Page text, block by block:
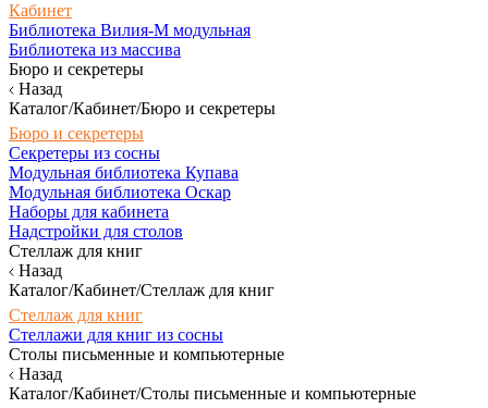
Кабинет
Библиотека Вилия-М модульная
Библиотека из массива
Бюро и секретеры
Назад
Каталог/Кабинет/Бюро и секретеры
Бюро и секретеры
Секретеры из сосны
Модульная библиотека Купава
Модульная библиотека Оскар
Наборы для кабинета
Надстройки для столов
Стеллаж для книг
Назад
Каталог/Кабинет/Стеллаж для книг
Стеллаж для книг
Стеллажи для книг из сосны
Столы письменные и компьютерные
Назад
Каталог/Кабинет/Столы письменные и компьютерные